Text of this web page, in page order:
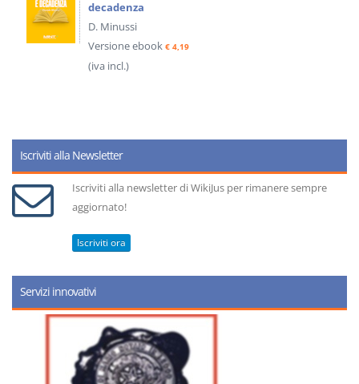
decadenza
D. Minussi
Versione ebook € 4,19
(iva incl.)
Iscriviti alla Newsletter
Iscriviti alla newsletter di WikiJus per rimanere sempre
aggiornato!
Iscriviti ora
Servizi innovativi